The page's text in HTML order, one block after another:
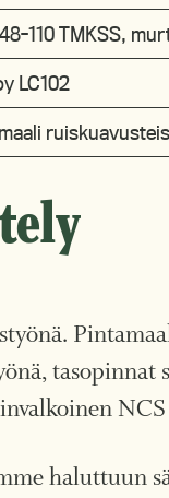
110 TMKSS,
LC102
tasopinnat
NCS
haluttuun